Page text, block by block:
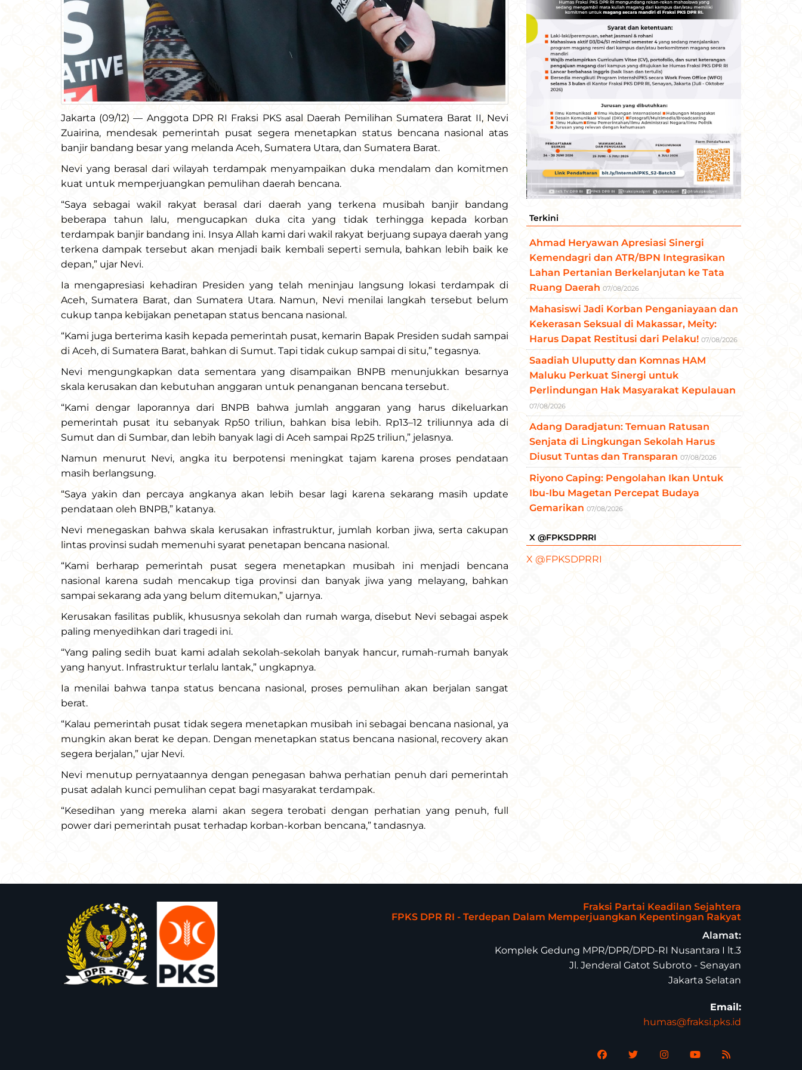
Jakarta (09/12) — Anggota DPR RI Fraksi PKS asal Daerah Pemilihan Sumatera Barat II, Nevi
Zuairina, mendesak pemerintah pusat segera menetapkan status bencana nasional atas
banjir bandang besar yang melanda Aceh, Sumatera Utara, dan Sumatera Barat.
Nevi yang berasal dari wilayah terdampak menyampaikan duka mendalam dan komitmen
kuat untuk memperjuangkan pemulihan daerah bencana.
“Saya sebagai wakil rakyat berasal dari daerah yang terkena musibah banjir bandang
beberapa tahun lalu, mengucapkan duka cita yang tidak terhingga kepada korban
terdampak banjir bandang ini. Insya Allah kami dari wakil rakyat berjuang supaya daerah yang
terkena dampak tersebut akan menjadi baik kembali seperti semula, bahkan lebih baik ke
depan,” ujar Nevi.
Ia mengapresiasi kehadiran Presiden yang telah meninjau langsung lokasi terdampak di
Aceh, Sumatera Barat, dan Sumatera Utara. Namun, Nevi menilai langkah tersebut belum
cukup tanpa kebijakan penetapan status bencana nasional.
“Kami juga berterima kasih kepada pemerintah pusat, kemarin Bapak Presiden sudah sampai
di Aceh, di Sumatera Barat, bahkan di Sumut. Tapi tidak cukup sampai di situ,” tegasnya.
Nevi mengungkapkan data sementara yang disampaikan BNPB menunjukkan besarnya
skala kerusakan dan kebutuhan anggaran untuk penanganan bencana tersebut.
“Kami dengar laporannya dari BNPB bahwa jumlah anggaran yang harus dikeluarkan
pemerintah pusat itu sebanyak Rp50 triliun, bahkan bisa lebih. Rp13–12 triliunnya ada di
Sumut dan di Sumbar, dan lebih banyak lagi di Aceh sampai Rp25 triliun,” jelasnya.
Namun menurut Nevi, angka itu berpotensi meningkat tajam karena proses pendataan
masih berlangsung.
“Saya yakin dan percaya angkanya akan lebih besar lagi karena sekarang masih update
pendataan oleh BNPB,” katanya.
Nevi menegaskan bahwa skala kerusakan infrastruktur, jumlah korban jiwa, serta cakupan
lintas provinsi sudah memenuhi syarat penetapan bencana nasional.
“Kami berharap pemerintah pusat segera menetapkan musibah ini menjadi bencana
nasional karena sudah mencakup tiga provinsi dan banyak jiwa yang melayang, bahkan
sampai sekarang ada yang belum ditemukan,” ujarnya.
Kerusakan fasilitas publik, khususnya sekolah dan rumah warga, disebut Nevi sebagai aspek
paling menyedihkan dari tragedi ini.
“Yang paling sedih buat kami adalah sekolah-sekolah banyak hancur, rumah-rumah banyak
yang hanyut. Infrastruktur terlalu lantak,” ungkapnya.
Ia menilai bahwa tanpa status bencana nasional, proses pemulihan akan berjalan sangat
berat.
“Kalau pemerintah pusat tidak segera menetapkan musibah ini sebagai bencana nasional, ya
mungkin akan berat ke depan. Dengan menetapkan status bencana nasional, recovery akan
segera berjalan,” ujar Nevi.
Nevi menutup pernyataannya dengan penegasan bahwa perhatian penuh dari pemerintah
pusat adalah kunci pemulihan cepat bagi masyarakat terdampak.
“Kesedihan yang mereka alami akan segera terobati dengan perhatian yang penuh, full
power dari pemerintah pusat terhadap korban-korban bencana,” tandasnya.
Terkini
Ahmad Heryawan Apresiasi Sinergi
Kemendagri dan ATR/BPN Integrasikan
Lahan Pertanian Berkelanjutan ke Tata
Ruang Daerah 07/08/2026
Mahasiswi Jadi Korban Penganiayaan dan
Kekerasan Seksual di Makassar, Meity:
Harus Dapat Restitusi dari Pelaku! 07/08/2026
Saadiah Uluputty dan Komnas HAM
Maluku Perkuat Sinergi untuk
Perlindungan Hak Masyarakat Kepulauan
07/08/2026
Adang Daradjatun: Temuan Ratusan
Senjata di Lingkungan Sekolah Harus
Diusut Tuntas dan Transparan 07/08/2026
Riyono Caping: Pengolahan Ikan Untuk
Ibu-Ibu Magetan Percepat Budaya
Gemarikan 07/08/2026
X @FPKSDPRRI
X @FPKSDPRRI
Fraksi Partai Keadilan Sejahtera
FPKS DPR RI - Terdepan Dalam Memperjuangkan Kepentingan Rakyat
Alamat:
Komplek Gedung MPR/DPR/DPD-RI Nusantara I lt.3
Jl. Jenderal Gatot Subroto - Senayan
Jakarta Selatan
Email:
humas@fraksi.pks.id